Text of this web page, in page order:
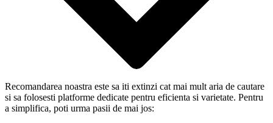
Recomandarea noastra este sa iti extinzi cat mai mult aria de cautare
si sa folosesti platforme dedicate pentru eficienta si varietate. Pentru
a simplifica, poti urma pasii de mai jos: